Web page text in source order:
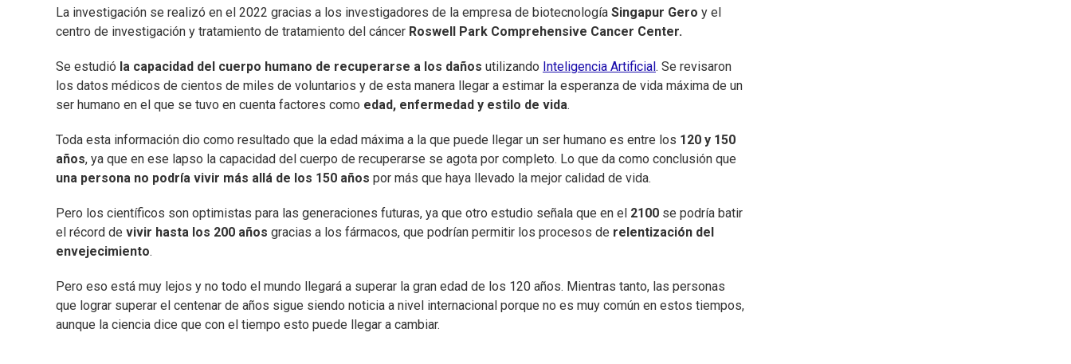
La investigación se realizó en el 2022 gracias a los investigadores de la empresa de biotecnología Singapur Gero y el
centro de investigación y tratamiento de tratamiento del cáncer Roswell Park Comprehensive Cancer Center.
Se estudió la capacidad del cuerpo humano de recuperarse a los daños utilizando Inteligencia Artificial . Se revisaron
los datos médicos de cientos de miles de voluntarios y de esta manera llegar a estimar la esperanza de vida máxima de un
ser humano en el que se tuvo en cuenta factores como edad, enfermedad y estilo de vida.
Toda esta información dio como resultado que la edad máxima a la que puede llegar un ser humano es entre los 120 y 150
años, ya que en ese lapso la capacidad del cuerpo de recuperarse se agota por completo. Lo que da como conclusión que
una persona no podría vivir más allá de los 150 años por más que haya llevado la mejor calidad de vida.
Pero los científicos son optimistas para las generaciones futuras, ya que otro estudio señala que en el 2100 se podría batir
el récord de vivir hasta los 200 años gracias a los fármacos, que podrían permitir los procesos de relentización del
envejecimiento.
Pero eso está muy lejos y no todo el mundo llegará a superar la gran edad de los 120 años. Mientras tanto, las personas
que lograr superar el centenar de años sigue siendo noticia a nivel internacional porque no es muy común en estos tiempos,
aunque la ciencia dice que con el tiempo esto puede llegar a cambiar.